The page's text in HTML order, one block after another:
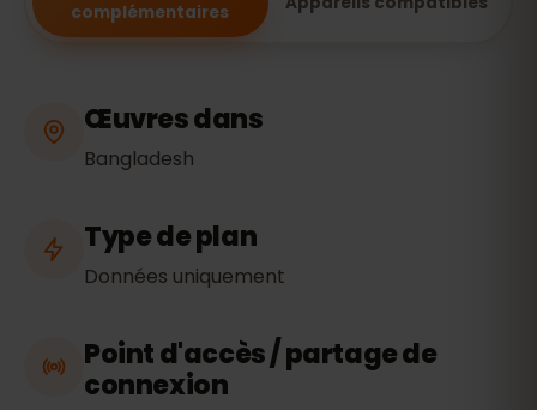
complémentaires
Œuvres dans
Bangladesh
Type de plan
Données uniquement
Point d'accès / partage de
connexion